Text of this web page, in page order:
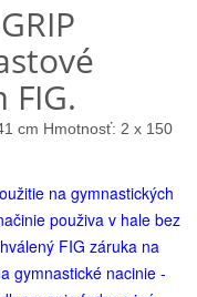
cm Hmotnosť: 2 х 150
na gymnastických
použiva v hale bez
FIG záruka na
gymnastické nacinie -